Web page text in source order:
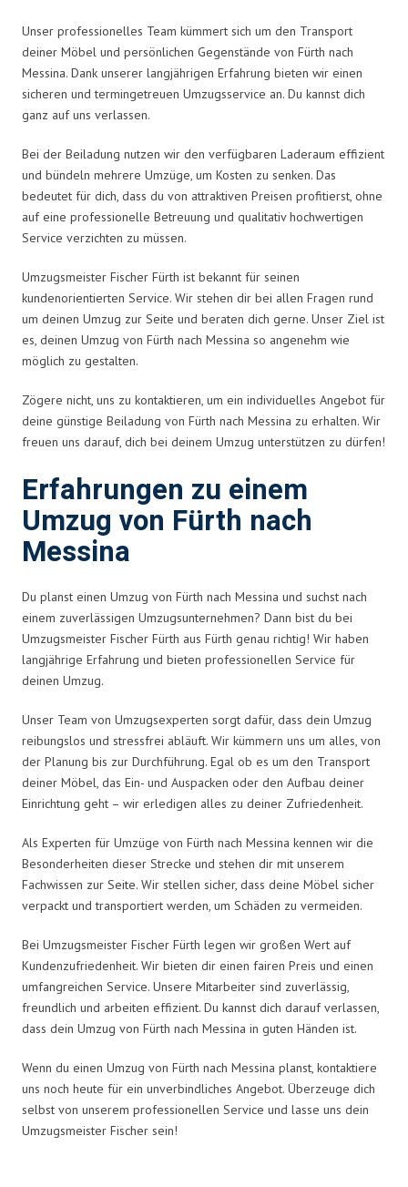
Unser professionelles Team kümmert sich um den Transport
deiner Möbel und persönlichen Gegenstände von Fürth nach
Messina. Dank unserer langjährigen Erfahrung bieten wir einen
sicheren und termingetreuen Umzugsservice an. Du kannst dich
ganz auf uns verlassen.
Bei der Beiladung nutzen wir den verfügbaren Laderaum effizient
und bündeln mehrere Umzüge, um Kosten zu senken. Das
bedeutet für dich, dass du von attraktiven Preisen profitierst, ohne
auf eine professionelle Betreuung und qualitativ hochwertigen
Service verzichten zu müssen.
Umzugsmeister Fischer Fürth ist bekannt für seinen
kundenorientierten Service. Wir stehen dir bei allen Fragen rund
um deinen Umzug zur Seite und beraten dich gerne. Unser Ziel ist
es, deinen Umzug von Fürth nach Messina so angenehm wie
möglich zu gestalten.
Zögere nicht, uns zu kontaktieren, um ein individuelles Angebot für
deine günstige Beiladung von Fürth nach Messina zu erhalten. Wir
freuen uns darauf, dich bei deinem Umzug unterstützen zu dürfen!
Erfahrungen zu einem
Umzug von Fürth nach
Messina
Du planst einen Umzug von Fürth nach Messina und suchst nach
einem zuverlässigen Umzugsunternehmen? Dann bist du bei
Umzugsmeister Fischer Fürth aus Fürth genau richtig! Wir haben
langjährige Erfahrung und bieten professionellen Service für
deinen Umzug.
Unser Team von Umzugsexperten sorgt dafür, dass dein Umzug
reibungslos und stressfrei abläuft. Wir kümmern uns um alles, von
der Planung bis zur Durchführung. Egal ob es um den Transport
deiner Möbel, das Ein- und Auspacken oder den Aufbau deiner
Einrichtung geht – wir erledigen alles zu deiner Zufriedenheit.
Als Experten für Umzüge von Fürth nach Messina kennen wir die
Besonderheiten dieser Strecke und stehen dir mit unserem
Fachwissen zur Seite. Wir stellen sicher, dass deine Möbel sicher
verpackt und transportiert werden, um Schäden zu vermeiden.
Bei Umzugsmeister Fischer Fürth legen wir großen Wert auf
Kundenzufriedenheit. Wir bieten dir einen fairen Preis und einen
umfangreichen Service. Unsere Mitarbeiter sind zuverlässig,
freundlich und arbeiten effizient. Du kannst dich darauf verlassen,
dass dein Umzug von Fürth nach Messina in guten Händen ist.
Wenn du einen Umzug von Fürth nach Messina planst, kontaktiere
uns noch heute für ein unverbindliches Angebot. Überzeuge dich
selbst von unserem professionellen Service und lasse uns dein
Umzugsmeister Fischer sein!